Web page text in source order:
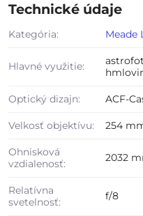
Technické údaje
Kategória: Meade
Hlavné využitie:
Optický dizajn: ACF-
Velkosť objektívu: 254
Ohnisková
vzdialenosť:
2032
Relatívna
svetelnosť:
f/8